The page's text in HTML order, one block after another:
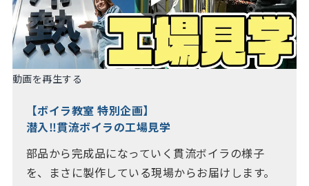
動画を再生する
【ボイラ教室 特別企画】
潜入‼貫流ボイラの工場見学
部品から完成品になっていく貫流ボイラの様子
を、まさに製作している現場からお届けします。